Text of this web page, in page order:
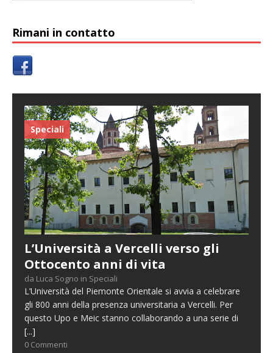
Rimani in contatto
Speciali
L’Università a Vercelli verso gli
Ottocento anni di vita
da Luca Sogno in Speciali
L’Università del Piemonte Orientale si avvia a celebrare
gli 800 anni della presenza universitaria a Vercelli. Per
questo Upo e Meic stanno collaborando a una serie di
[...]
0 Commenti